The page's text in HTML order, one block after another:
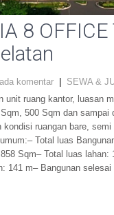
8 OFFICE
komentar
SEWA &
unit ruang kantor, luasan
500 Sqm dan sampai
kondisi ruangan bare,
Total luas
Sqm– Total luas lahan:
141 m– Bangunan